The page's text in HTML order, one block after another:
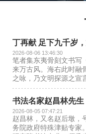
丁再献 足下九千岁
2026-08-06 13:46:30
笔者集东夷骨刻文书写
来万古风。海右此时融
之咏，乃文明探源之宣
书法名家赵昌林
2026-08-05 07:47:21
赵昌林，又名赵后墩，
务院政府特殊津贴专家